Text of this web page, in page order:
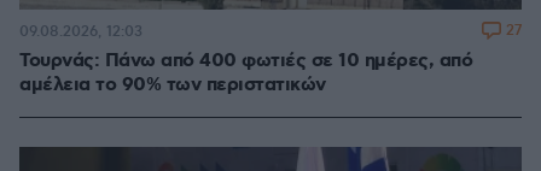
Τουρνάς: Πάνω από 400 φωτιές σε 10 ημέρες, από
αμέλεια το 90% των περιστατικών
09.08.2026, 12:03 27